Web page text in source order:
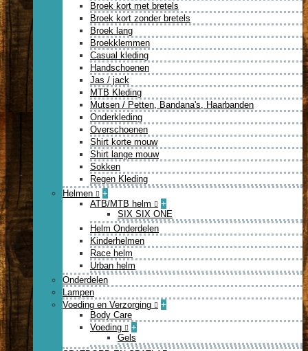
Broek kort met bretels
Broek kort zonder bretels
Broek lang
Broekklemmen
Casual kleding
Handschoenen
Jas / jack
MTB Kleding
Mutsen / Petten, Bandana's, Haarbanden
Onderkleding
Overschoenen
Shirt korte mouw
Shirt lange mouw
Sokken
Regen Kleding
Helmen
+
ATB/MTB helm
+
SIX SIX ONE
Helm Onderdelen
Kinderhelmen
Race helm
Urban helm
Onderdelen
Lampen
Voeding en Verzorging
+
Body Care
Voeding
+
Gels